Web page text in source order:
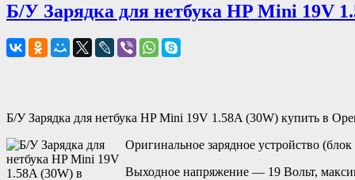
Б/У Зарядка для нетбука HP Mini 19V
Б/У Зарядка для нетбука HP Mini 19V 1.58A (30W) купить в
Оригинальное зарядное устройство
Выходное напряжение — 19 Вольт,